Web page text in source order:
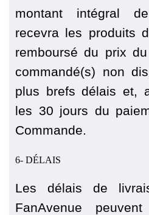
montant intégral
recevra les produits
remboursé du prix
commandé(s) non
plus brefs délais et,
les 30 jours du
Commande.
6- DÉLAIS
Les délais de
FanAvenue